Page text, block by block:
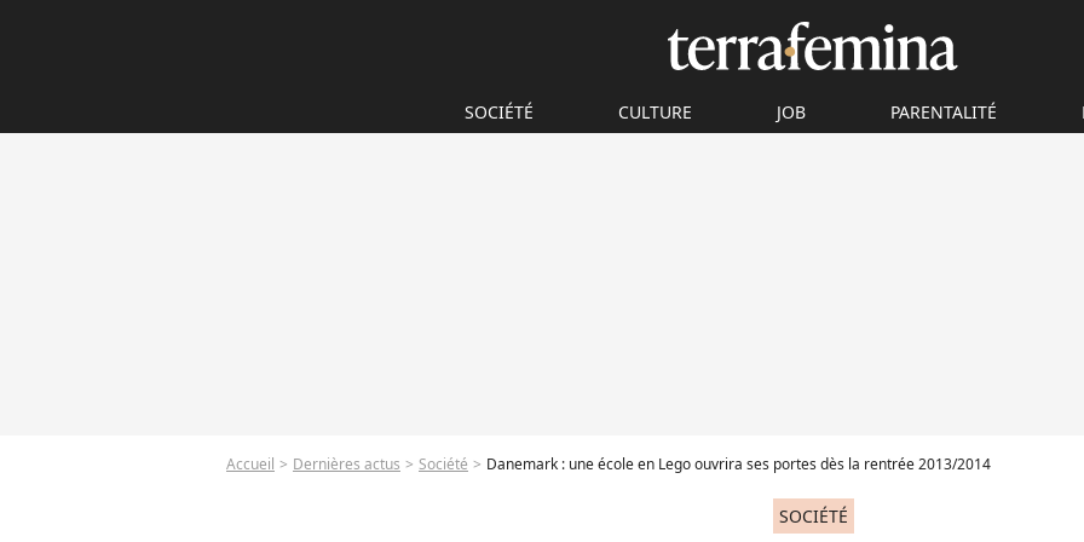
SOCIÉTÉ CULTURE JOB PARENTALITÉ
Accueil Dernières actus Société Danemark : une école en Lego ouvrira ses portes dès la rentrée 2013/2014
SOCIÉTÉ